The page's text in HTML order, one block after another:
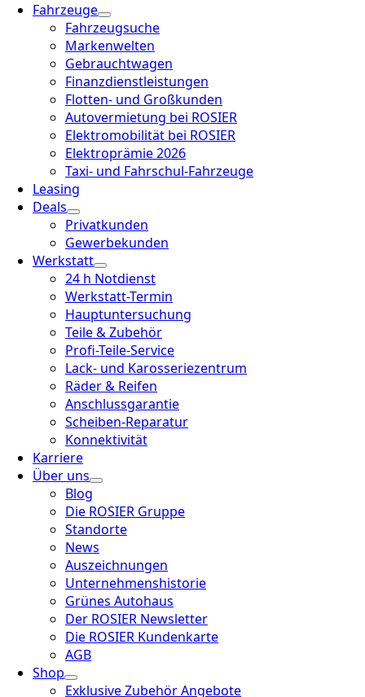
Fahrzeuge
Fahrzeugsuche
Markenwelten
Gebrauchtwagen
Finanzdienstleistungen
Flotten- und Großkunden
Autovermietung bei ROSIER
Elektromobilität bei ROSIER
Elektroprämie 2026
Taxi- und Fahrschul-Fahrzeuge
Leasing
Deals
Privatkunden
Gewerbekunden
Werkstatt
24 h Notdienst
Werkstatt-Termin
Hauptuntersuchung
Teile & Zubehör
Profi-Teile-Service
Lack- und Karosseriezentrum
Räder & Reifen
Anschlussgarantie
Scheiben-Reparatur
Konnektivität
Karriere
Über uns
Blog
Die ROSIER Gruppe
Standorte
News
Auszeichnungen
Unternehmenshistorie
Grünes Autohaus
Der ROSIER Newsletter
Die ROSIER Kundenkarte
AGB
Shop
Exklusive Zubehör Angebote